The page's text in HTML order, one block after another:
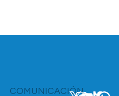
COMUNICACIÓN